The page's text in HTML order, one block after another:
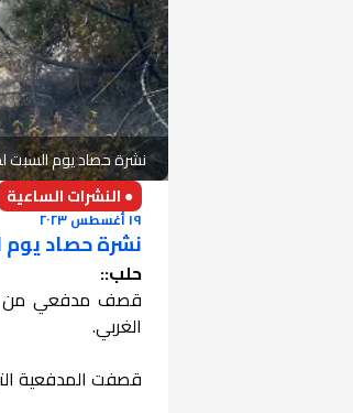
نشرة حصاد يوم السبت
● النشرات الساعية
١٩ أغسطس ٢٠٢٣
نشرة حصاد يوم
حلب::
قصف مدفعي من
الغربي.
قصفت المدفعية